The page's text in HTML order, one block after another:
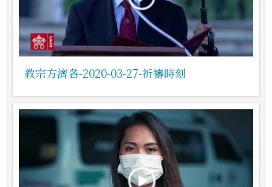
教宗方濟各-2020-03-27-祈禱時刻